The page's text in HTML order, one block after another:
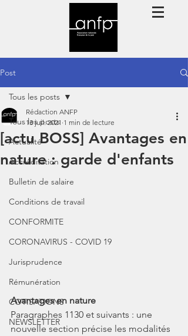
Post
Tous les posts
Actualité
Accréditation
Bulletin de salaire
Conditions de travail
CONFORMITE
CORONAVIRUS - COVID 19
Jurisprudence
Rémunération
COTISATIONS
NEWSLETTER
Tous les posts
[actu BOSS] Avantages en
nature : garde d'enfants
Rédaction ANFP
13 juil. 2021 1 min de lecture
Avantages en nature
Paragraphes 1130 et suivants : une
nouvelle section précise les modalités